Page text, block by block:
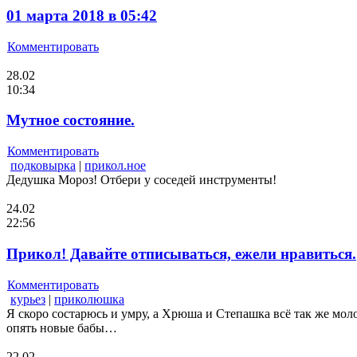
01 марта 2018 в 05:42
Комментировать
28.02
10:34
Мутное состояние.
Комментировать
подковырка | прикол.ное
Дедушка Мороз! Отбери у соседей инструменты!
24.02
22:56
Прикол! Давайте отписываться, ежели нравиться.
Комментировать
курьез | приколюшка
Я скоро состарюсь и умру, а Хрюша и Степашка всё так же
опять новые бабы…